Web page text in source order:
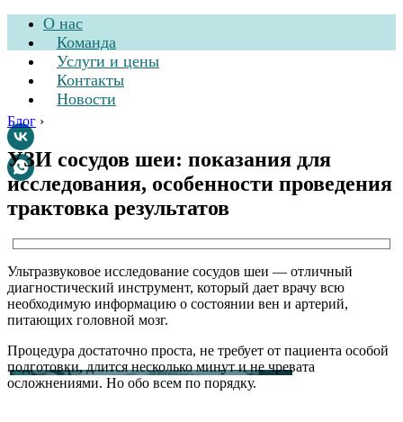
О нас
Команда
Услуги и цены
Контакты
Новости
Стоматологическая
клиника
Блог ›
УЗИ сосудов шеи: показания для
исследования, особенности проведения
трактовка результатов
Ультразвуковое исследование сосудов шеи — отличный
диагностический инструмент, который дает врачу всю
необходимую информацию о состоянии вен и артерий,
питающих головной мозг.
Процедура достаточно проста, не требует от пациента особой
подготовки, длится несколько минут и не чревата
осложнениями. Но обо всем по порядку.